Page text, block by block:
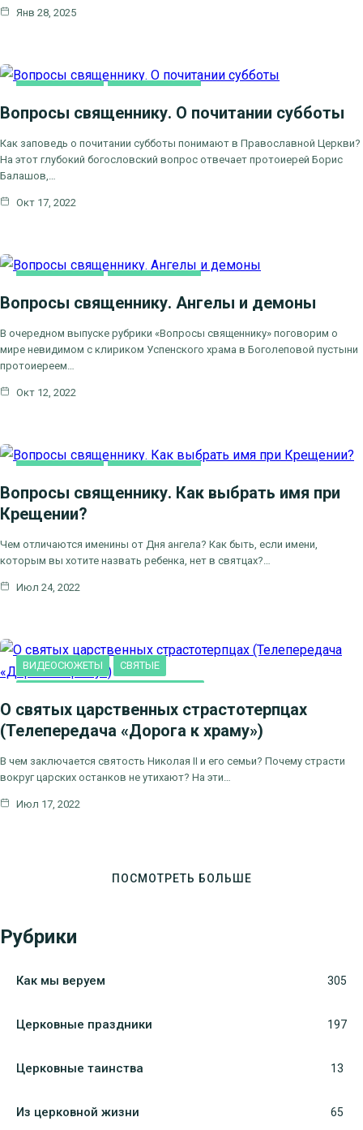
Янв 28, 2025
ВОПРОСЫ СВЯЩЕННИКУ
Вопросы священнику. О почитании субботы
Как заповедь о почитании субботы понимают в Православной Церкви?
На этот глубокий богословский вопрос отвечает протоиерей Борис
Балашов,…
Окт 17, 2022
ВОПРОСЫ СВЯЩЕННИКУ
Вопросы священнику. Ангелы и демоны
В очередном выпуске рубрики «Вопросы священнику» поговорим о
мире невидимом с клириком Успенского храма в Боголеповой пустыни
протоиереем…
Окт 12, 2022
ВОПРОСЫ СВЯЩЕННИКУ
Вопросы священнику. Как выбрать имя при
Крещении?
Чем отличаются именины от Дня ангела? Как быть, если имени,
которым вы хотите назвать ребенка, нет в святцах?…
Июл 24, 2022
ВИДЕОСЮЖЕТЫ СВЯТЫЕ
О святых царственных страстотерпцах
(Телепередача «Дорога к храму»)
В чем заключается святость Николая II и его семьи? Почему страсти
вокруг царских останков не утихают? На эти…
Июл 17, 2022
ПОСМОТРЕТЬ БОЛЬШЕ
Рубрики
Как мы веруем 305
Церковные праздники 197
Церковные таинства 13
Из церковной жизни 65